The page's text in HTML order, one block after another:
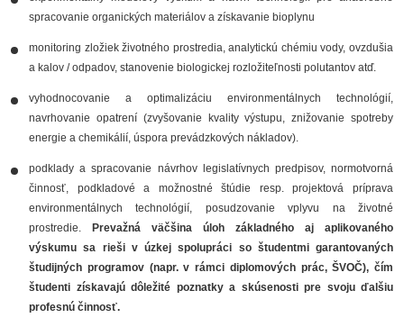
spracovanie organických materiálov a získavanie bioplynu
monitoring zložiek životného prostredia, analytickú chémiu vody, ovzdušia
a kalov / odpadov, stanovenie biologickej rozložiteľnosti polutantov atď.
vyhodnocovanie a optimalizáciu environmentálnych technológií,
navrhovanie opatrení (zvyšovanie kvality výstupu, znižovanie spotreby
energie a chemikálií, úspora prevádzkových nákladov).
podklady a spracovanie návrhov legislatívnych predpisov, normotvorná
činnosť, podkladové a možnostné štúdie resp. projektová príprava
environmentálnych technológií, posudzovanie vplyvu na životné
prostredie.
Prevažná väčšina úloh základného aj aplikovaného
výskumu sa rieši v úzkej spolupráci so študentmi garantovaných
študijných programov (napr. v rámci diplomových prác, ŠVOČ), čím
študenti získavajú dôležité poznatky a skúsenosti pre svoju ďalšiu
profesnú činnosť.